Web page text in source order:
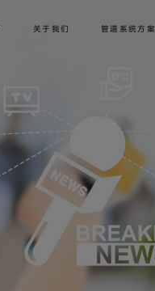
关于我们 管道系统方案